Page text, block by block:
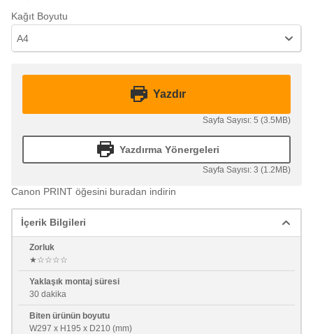
Kağıt Boyutu
A4
Yazdır
Sayfa Sayısı: 5 (3.5MB)
Yazdırma Yönergeleri
Sayfa Sayısı: 3 (1.2MB)
Canon PRINT öğesini buradan indirin
İçerik Bilgileri
Zorluk
★☆☆☆☆
Yaklaşık montaj süresi
30 dakika
Biten ürünün boyutu
W297 x H195 x D210 (mm)